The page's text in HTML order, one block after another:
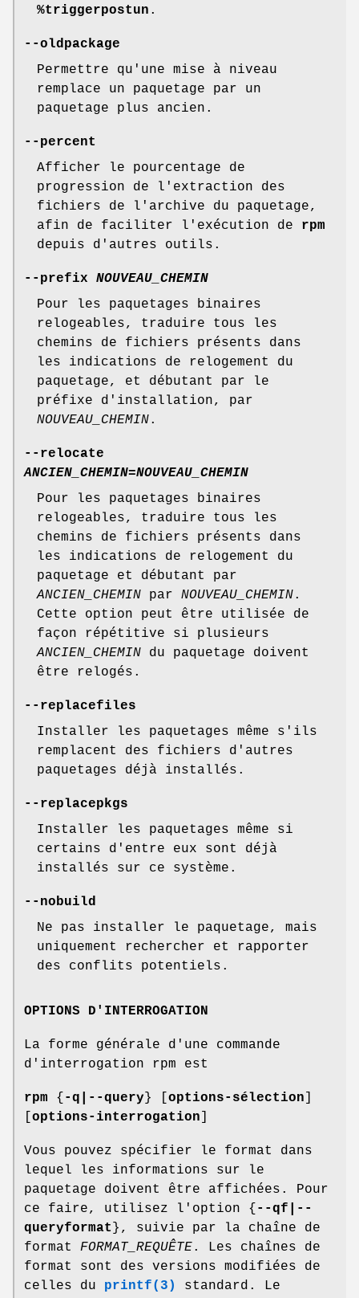
%triggerpostun .
--oldpackage
Permettre qu'une mise à niveau
remplace un paquetage par un
paquetage plus ancien.
--percent
Afficher le pourcentage de
progression de l'extraction des
fichiers de l'archive du paquetage,
afin de faciliter l'exécution de rpm
depuis d'autres outils.
--prefix NOUVEAU_CHEMIN
Pour les paquetages binaires
relogeables, traduire tous les
chemins de fichiers présents dans
les indications de relogement du
paquetage, et débutant par le
préfixe d'installation, par
NOUVEAU_CHEMIN.
--relocate
ANCIEN_CHEMIN=NOUVEAU_CHEMIN
Pour les paquetages binaires
relogeables, traduire tous les
chemins de fichiers présents dans
les indications de relogement du
paquetage et débutant par
ANCIEN_CHEMIN par NOUVEAU_CHEMIN.
Cette option peut être utilisée de
façon répétitive si plusieurs
ANCIEN_CHEMIN du paquetage doivent
être relogés.
--replacefiles
Installer les paquetages même s'ils
remplacent des fichiers d'autres
paquetages déjà installés.
--replacepkgs
Installer les paquetages même si
certains d'entre eux sont déjà
installés sur ce système.
--nobuild
Ne pas installer le paquetage, mais
uniquement rechercher et rapporter
des conflits potentiels.
OPTIONS D'INTERROGATION
La forme générale d'une commande
d'interrogation rpm est
rpm { -q|--query } [ options-sélection
options-interrogation
Vous pouvez spécifier le format dans
lequel les informations sur le
paquetage doivent être affichées. Pour
ce faire, utilisez l'option { --qf|--
queryformat }, suivie par la chaîne de
format FORMAT_REQUÊTE. Les chaînes de
format sont des versions modifiées de
celles du printf(3)
standard. Le